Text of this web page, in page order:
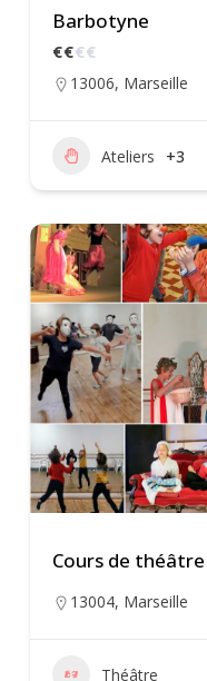
Barbotyne
€€€€
13006, Marseille
Ateliers +3
Cours de
13004, Marseille
Théâtre